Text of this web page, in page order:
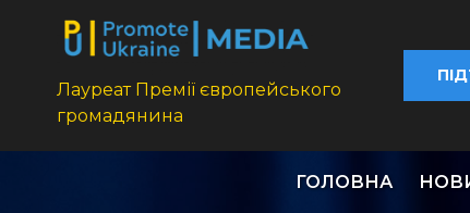
Лауреат Премії європейського
громадянина
ГОЛОВНА